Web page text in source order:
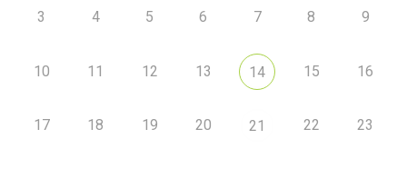
3 4 5 6 7 8 9
10 11 12 13 14 15 16
17 18 19 20 21 22 23